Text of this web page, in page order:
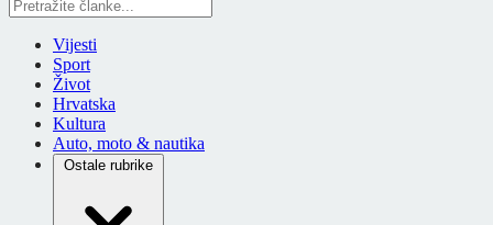
Vijesti
Sport
Život
Hrvatska
Kultura
Auto, moto & nautika
Ostale rubrike